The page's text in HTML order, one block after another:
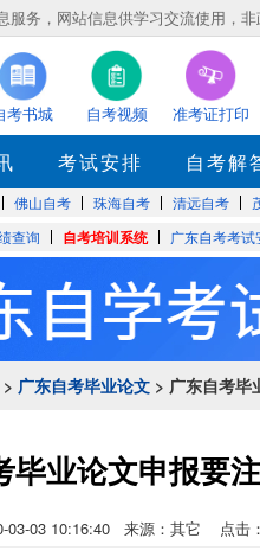
务，网站信息供学习交流使用，
考书城 自考视频 准考证打印
考试安排 自考解
佛山自考 珠海自考 清远自考
查询 自考培训系统 广东自考考试
> 广东自考毕业论文 > 广东自考毕
毕业论文申报要
03-03 10:16:40 来源：其它 点击：